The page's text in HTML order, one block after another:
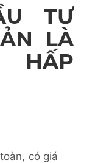
TƯ
LÀ
HẤP
có giá